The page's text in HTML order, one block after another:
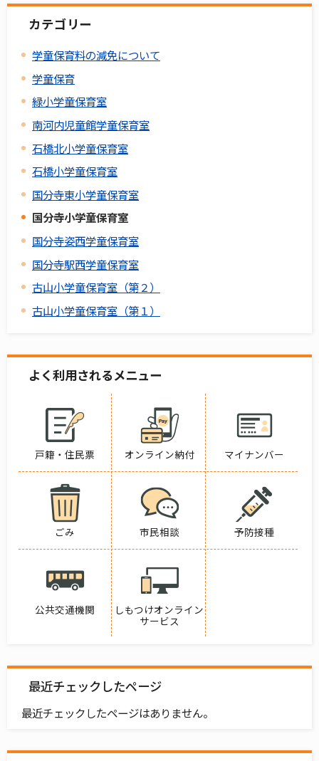
カテゴリー
学童保育料の減免について
学童保育
緑小学童保育室
南河内児童館学童保育室
石橋北小学童保育室
石橋小学童保育室
国分寺東小学童保育室
国分寺小学童保育室
国分寺姿西学童保育室
国分寺駅西学童保育室
古山小学童保育室（第２）
古山小学童保育室（第１）
よく利用されるメニュー
戸籍・住民票 オンライン納付 マイナンバー
ごみ 市民相談 予防接種
公共交通機関
しもつけオンライン
サービス
最近チェックしたページ
最近チェックしたページはありません。